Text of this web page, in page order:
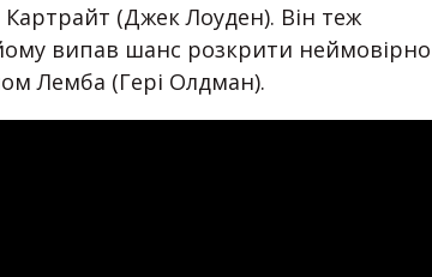
Картрайт (Джек Лоуден). Він теж
випав шанс розкрити неймовірно
Лемба (Гері Олдман).